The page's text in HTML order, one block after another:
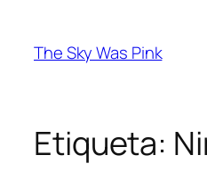
contenido
The Sky Was Pink
Etiqueta: